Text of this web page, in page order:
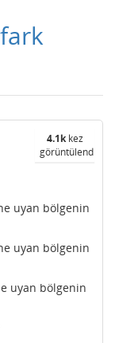
4.1kkez
görüntülendi
uyan bölgenin
uyan bölgenin
uyan bölgenin